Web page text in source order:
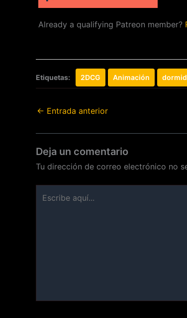
Already a qualifying Patreon member?
Etiquetas: 2DCG Animación
← Entrada anterior
Deja un comentario
Tu dirección de correo electrónico no
aquí...